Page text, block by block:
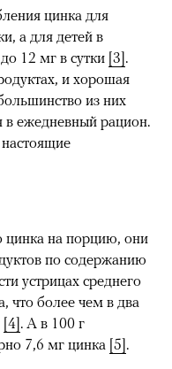
цинка для
а для детей в
12 мг в сутки [3].
и хорошая
из них
в ежедневный рацион.
цинка на порцию, они
по содержанию
устрицах среднего
что более чем в два
[4]. А в 100 г
7,6 мг цинка [5].